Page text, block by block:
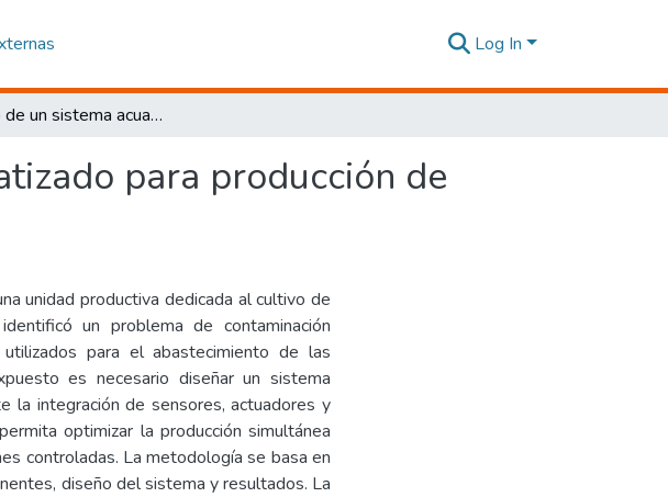
Log In
Diseño de un sistema acuapónico automatizado para producción de tilapia y vegetales
para producción de
unidad productiva dedicada al cultivo de
un problema de contaminación
para el abastecimiento de las
es necesario diseñar un sistema
la integración de sensores, actuadores y
optimizar la producción simultánea
controladas. La metodología se basa en
diseño del sistema y resultados. La